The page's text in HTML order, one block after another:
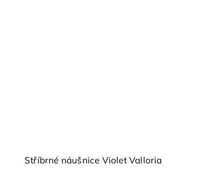
Stříbrné náušnice Violet Valloria